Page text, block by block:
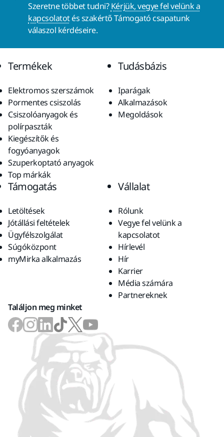
Szeretne többet tudni?Kérjük, vegye fel velünk a
kapcsolatotés szakértő Támogató csapatunk
válaszol kérdéseire.
Termékek
Elektromos szerszámok
Pormentes csiszolás
Csiszolóanyagok és
polírpaszták
Kiegészítők és
fogyóanyagok
Szuperkoptató anyagok
Top márkák
Tudásbázis
Iparágak
Alkalmazások
Megoldások
Támogatás
Letöltések
Jótállási feltételek
Ügyfélszolgálat
Súgóközpont
myMirka alkalmazás
Vállalat
Rólunk
Vegye fel velünk a
kapcsolatot
Hírlevél
Hír
Karrier
Média számára
Partnereknek
Találjon meg minket